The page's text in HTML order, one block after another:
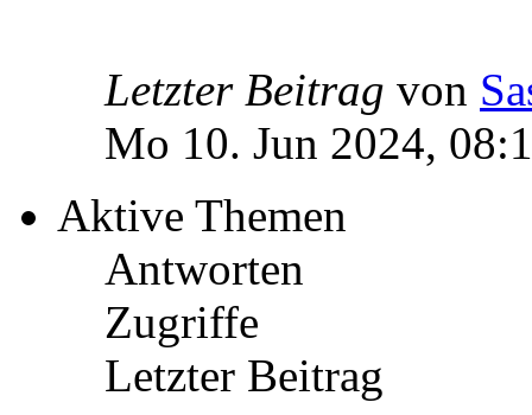
Letzter Beitrag von
Mo 10. Jun 2024,
Aktive Themen
Antworten
Zugriffe
Letzter Beitrag